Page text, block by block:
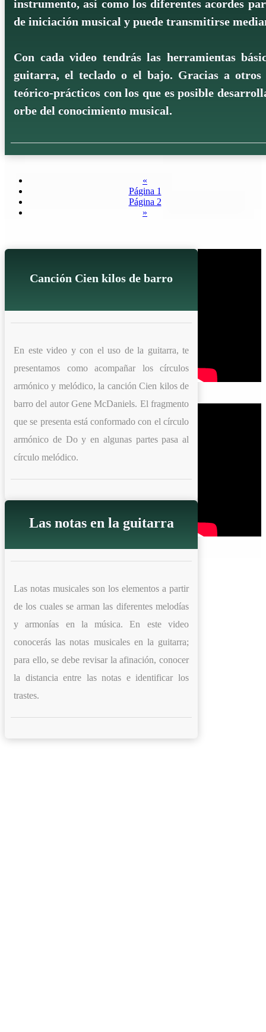
instrumento, así como los diferentes acordes
de iniciación musical y puede transmitirse
Con cada video tendrás las herramientas
guitarra, el teclado o el bajo. Gracias a otros
teórico-prácticos con los que es posible
orbe del conocimiento musical.
«
Página 1
Página 2
»
Canción Cien kilos de barro
En este video y con el uso de la guitarra, te
presentamos como acompañar los círculos
armónico y melódico, la canción Cien kilos de
barro del autor Gene McDaniels. El fragmento
que se presenta está conformado con el círculo
armónico de Do y en algunas partes pasa al
círculo melódico.
Las notas en la guitarra
Las notas musicales son los elementos a partir
de los cuales se arman las diferentes melodías
y armonías en la música. En este video
conocerás las notas musicales en la guitarra;
para ello, se debe revisar la afinación, conocer
la distancia entre las notas e identificar los
trastes.